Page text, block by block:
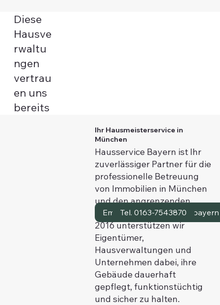
Diese
Hausve
rwaltu
ngen
vertrau
en uns
bereits
Ihr Hausmeisterservice in
München
Hausservice Bayern ist Ihr
zuverlässiger Partner für die
professionelle Betreuung
von Immobilien in München
und den angrenzenden
östlichen Gemeinden. Seit
2016 unterstützen wir
Eigentümer,
Hausverwaltungen und
Unternehmen dabei, ihre
Gebäude dauerhaft
gepflegt, funktionstüchtig
und sicher zu halten.
Email: info@hausservice.bayern
Tel. 0163-7543870